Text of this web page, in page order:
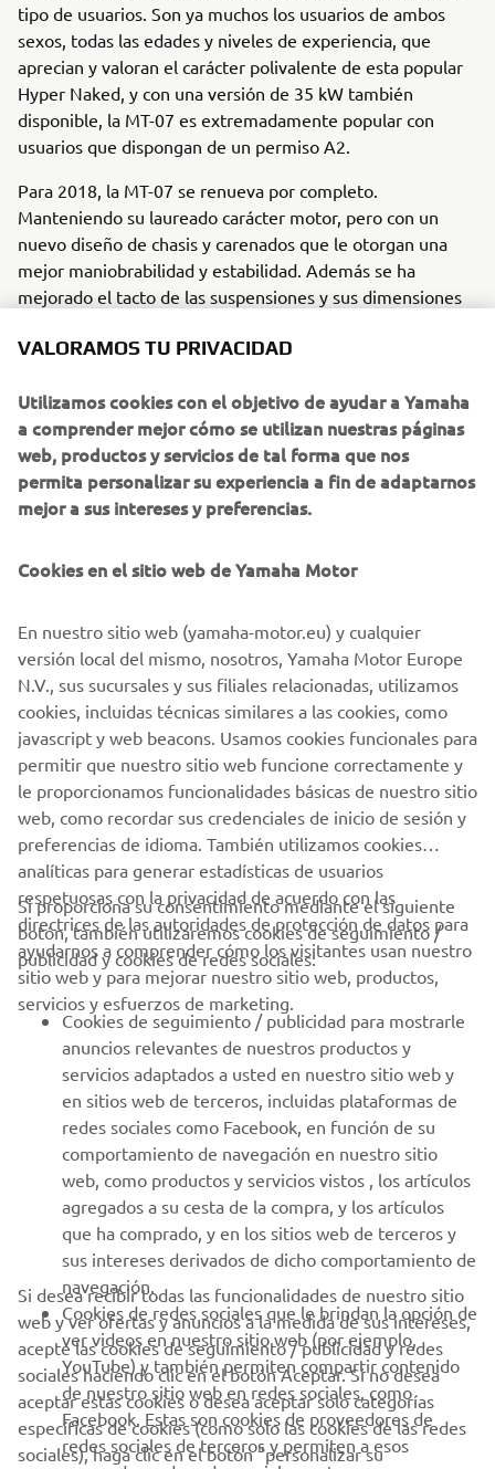
tipo de usuarios. Son ya muchos los usuarios de ambos
sexos, todas las edades y niveles de experiencia, que
aprecian y valoran el carácter polivalente de esta popular
Hyper Naked, y con una versión de 35 kW también
disponible, la MT-07 es extremadamente popular con
usuarios que dispongan de un permiso A2.
Para 2018, la MT-07 se renueva por completo.
Manteniendo su laureado carácter motor, pero con un
nuevo diseño de chasis y carenados que le otorgan una
mejor maniobrabilidad y estabilidad. Además se ha
mejorado el tacto de las suspensiones y sus dimensiones
puedan disfrutarla.
Nuevas características de la MT-07 para 2018
• Diseño de chasis completamente nuevo que ofrece una
apariencia mejorada
• Tomas de aire de estilo renovado
• Forma del asiento modificado para mejorar la posición de
conducción
• Nueva configuración más deportiva de la horquilla
delantera
• Amortiguador trasero con ajustador de rebote
CORPORATIVO
PROFESIONALES
MÁS YAMAHA
AYUDA
BOLETÍN DE NOTICIAS
Sé el primero en enterarte de las últimas ofertas, eventos
especiales, novedades
SUSCRÍBETE
Lea nuestra Política de Privacidad para saber cómo procesamos
VALORAMOS TU PRIVACIDAD
Utilizamos cookies con el objetivo de ayudar a Yamaha
a comprender mejor cómo se utilizan nuestras páginas
web, productos y servicios de tal forma que nos
permita personalizar su experiencia a fin de adaptarnos
mejor a sus intereses y preferencias.
Cookies en el sitio web de Yamaha Motor
En nuestro sitio web (yamaha-motor.eu) y cualquier
versión local del mismo, nosotros, Yamaha Motor Europe
N.V., sus sucursales y sus filiales relacionadas, utilizamos
cookies, incluidas técnicas similares a las cookies, como
javascript y web beacons. Usamos cookies funcionales para
permitir que nuestro sitio web funcione correctamente y
le proporcionamos funcionalidades básicas de nuestro sitio
web, como recordar sus credenciales de inicio de sesión y
preferencias de idioma. También utilizamos cookies
analíticas para generar estadísticas de usuarios
respetuosas con la privacidad de acuerdo con las
directrices de las autoridades de protección de datos para
ayudarnos a comprender cómo los visitantes usan nuestro
sitio web y para mejorar nuestro sitio web, productos,
servicios y esfuerzos de marketing.
Si proporciona su consentimiento mediante el siguiente
botón, también utilizaremos cookies de seguimiento /
publicidad y cookies de redes sociales:
Cookies de seguimiento / publicidad para mostrarle
anuncios relevantes de nuestros productos y
servicios adaptados a usted en nuestro sitio web y
en sitios web de terceros, incluidas plataformas de
redes sociales como Facebook, en función de su
comportamiento de navegación en nuestro sitio
web, como productos y servicios vistos , los artículos
agregados a su cesta de la compra, y los artículos
que ha comprado, y en los sitios web de terceros y
sus intereses derivados de dicho comportamiento de
navegación.
Cookies de redes sociales que le brindan la opción de
ver videos en nuestro sitio web (por ejemplo,
YouTube) y también permiten compartir contenido
de nuestro sitio web en redes sociales, como
Facebook. Estas son cookies de proveedores de
redes sociales de terceros y permiten a esos
Si desea recibir todas las funcionalidades de nuestro sitio
web y ver ofertas y anuncios a la medida de sus intereses,
acepte las cookies de seguimiento / publicidad y redes
sociales haciendo clic en el botón Aceptar. Si no desea
aceptar estas cookies o desea aceptar solo categorías
específicas de cookies (como solo las cookies de las redes
sociales), haga clic en el botón "personalizar su